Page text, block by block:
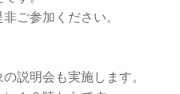
ご参加ください。
説明会も実施します。